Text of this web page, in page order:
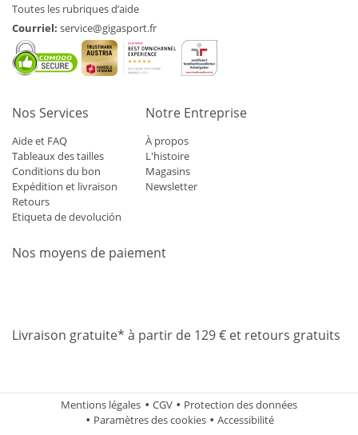
Toutes les rubriques d’aide
Courriel: service@gigasport.fr
Nos Services
Aide et FAQ
Tableaux des tailles
Conditions du bon
Expédition et livraison
Retours
Etiqueta de devolución
Notre Entreprise
À propos
L'histoire
Magasins
Newsletter
Nos moyens de paiement
Livraison gratuite* à partir de 129 € et retours gratuits
Mentions légales CGV
Protection des données
Paramètres des cookies
Accessibilité